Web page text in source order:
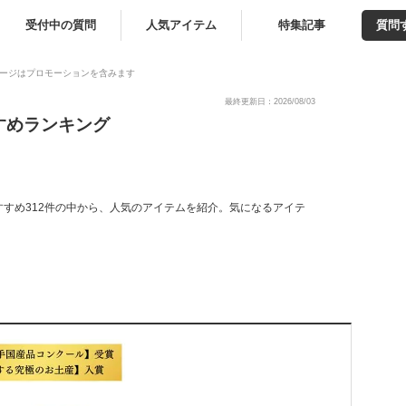
受付中の質問 人気アイテム 特集記事 質問
ジはプロモーションを含みます
最終更新日：2026/08/03
めランキング
め312件の中から、人気のアイテムを紹介。気になるアイテ